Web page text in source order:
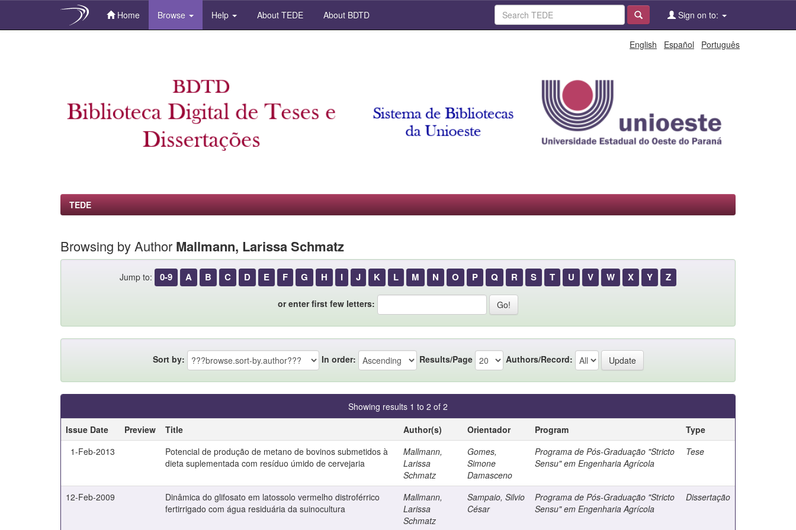
Home Browse Help About TEDE About BDTD Sign on to:
English Español Português
TEDE
Browsing by Author Mallmann, Larissa Schmatz
Jump to: 0-9 A B C D E F G H I J K L M N O P Q R S T U V W X Y Z
or enter first few letters:
Sort by: In order: Results/Page Authors/Record:
Showing results 1 to 2 of 2
Issue Date
Preview Title Author(s) Orientador Program
Type
1-Feb-2013
Potencial de produção de metano de bovinos submetidos à
dieta suplementada com resíduo úmido de cervejaria
Mallmann,
Larissa
Schmatz
Gomes,
Simone
Damasceno
Programa de Pós-Graduação "Stricto
Sensu" em Engenharia Agrícola
Tese
12-Feb-2009
Dinâmica do glifosato em latossolo vermelho distroférrico
fertirrigado com água residuária da suinocultura
Mallmann,
Larissa
Schmatz
Sampaio, Silvio
César
Programa de Pós-Graduação "Stricto
Sensu" em Engenharia Agrícola
Dissertação